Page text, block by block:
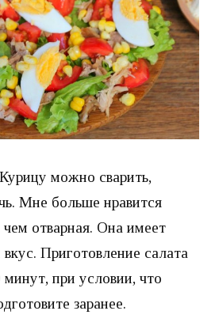
Курицу можно сварить,
Мне больше нравится
чем отварная. Она имеет
Приготовление салата
при условии, что
заранее.